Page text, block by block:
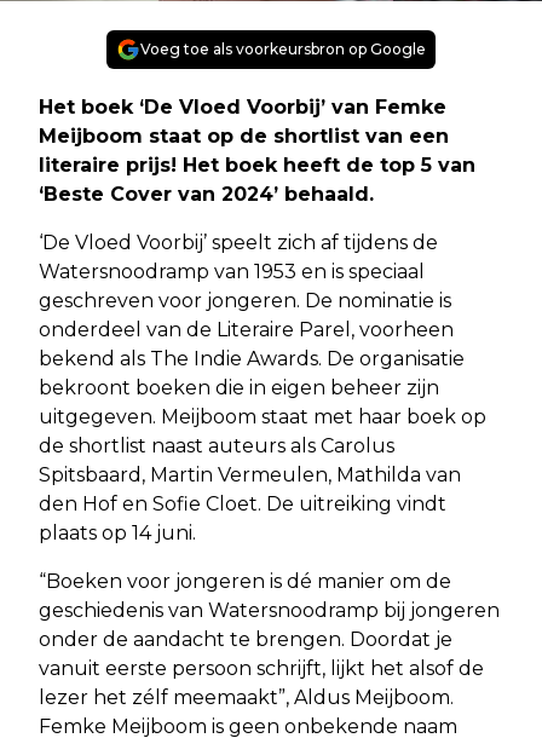
Voeg toe als voorkeursbron op Google
Het boek ‘De Vloed Voorbij’ van Femke
Meijboom staat op de shortlist van een
literaire prijs! Het boek heeft de top 5 van
‘Beste Cover van 2024’ behaald.
‘De Vloed Voorbij’ speelt zich af tijdens de
Watersnoodramp van 1953 en is speciaal
geschreven voor jongeren. De nominatie is
onderdeel van de Literaire Parel, voorheen
bekend als The Indie Awards. De organisatie
bekroont boeken die in eigen beheer zijn
uitgegeven. Meijboom staat met haar boek op
de shortlist naast auteurs als Carolus
Spitsbaard, Martin Vermeulen, Mathilda van
den Hof en Sofie Cloet. De uitreiking vindt
plaats op 14 juni.
“Boeken voor jongeren is dé manier om de
geschiedenis van Watersnoodramp bij jongeren
onder de aandacht te brengen. Doordat je
vanuit eerste persoon schrijft, lijkt het alsof de
lezer het zélf meemaakt”, Aldus Meijboom.
Femke Meijboom is geen onbekende naam